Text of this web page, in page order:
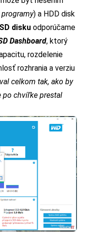
) a HDD disk
disku odporúčame
Dashboard, ktorý
rozdelenie
rozhrania a verziu
celkom tak, ako by
po chvíľke prestal